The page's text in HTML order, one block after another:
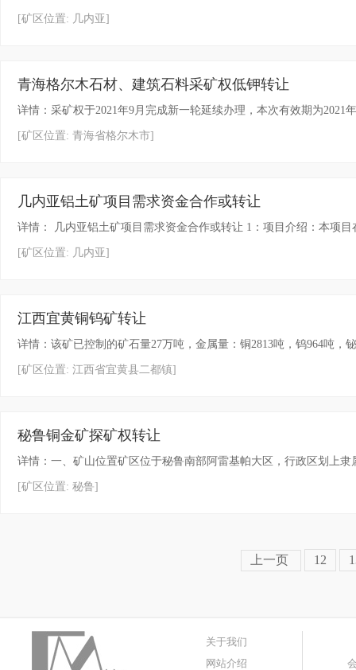
[矿区位置: 几内亚]
青海格尔木石材、建筑石料采矿权低钾转让
详情：采矿权于2021年9月完成新一轮延续办理，本次有效期为2021
[矿区位置: 青海省格尔木市]
几内亚铝土矿项目需求资金合作或转让
详情： 几内亚铝土矿项目需求资金合作或转让 1：项目介绍：本项
[矿区位置: 几内亚]
江西宜黄铜钨矿转让
详情：该矿已控制的矿石量27万吨，金属量：铜2813吨，钨964吨，
[矿区位置: 江西省宜黄县二都镇]
秘鲁铜金矿探矿权转让
详情：一、矿山位置矿区位于秘鲁南部阿雷基帕大区，行政区划上
[矿区位置: 秘鲁]
上一页 12
关于我们
网站介绍